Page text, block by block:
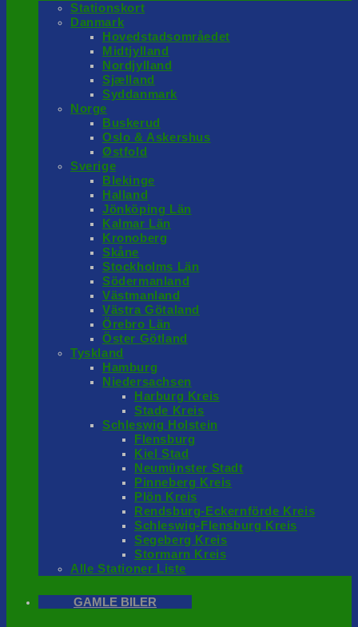
Stationskort
Danmark
Hovedstadsområedet
Midtjylland
Nordjylland
Sjælland
Syddanmark
Norge
Buskerud
Oslo & Askershus
Østfold
Sverige
Blekinge
Halland
Jönköping Län
Kalmar Län
Kronoberg
Skåne
Stockholms Län
Södermanland
Västmanland
Västra Götaland
Örebro Län
Öster Götland
Tyskland
Hamburg
Niedersachsen
Harburg Kreis
Stade Kreis
Schleswig Holstein
Flensburg
Kiel Stad
Neumünster Stadt
Pinneberg Kreis
Plön Kreis
Rendsburg-Eckernförde Kreis
Schleswig-Flensburg Kreis
Segeberg Kreis
Stormarn Kreis
Alle Stationer Liste
GAMLE BILER